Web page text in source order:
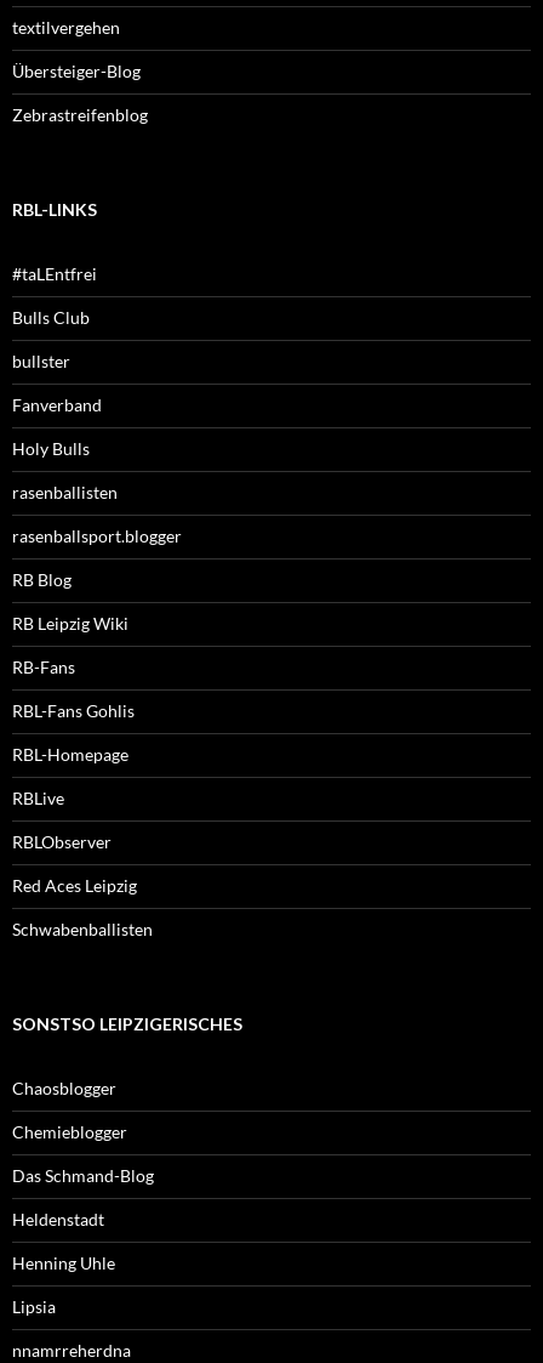
textilvergehen
Übersteiger-Blog
Zebrastreifenblog
RBL-LINKS
#taLEntfrei
Bulls Club
bullster
Fanverband
Holy Bulls
rasenballisten
rasenballsport.blogger
RB Blog
RB Leipzig Wiki
RB-Fans
RBL-Fans Gohlis
RBL-Homepage
RBLive
RBLObserver
Red Aces Leipzig
Schwabenballisten
SONSTSO LEIPZIGERISCHES
Chaosblogger
Chemieblogger
Das Schmand-Blog
Heldenstadt
Henning Uhle
Lipsia
nnamrreherdna